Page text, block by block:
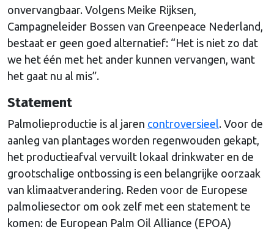
onvervangbaar. Volgens Meike Rijksen,
Campagneleider Bossen van Greenpeace Nederland,
bestaat er geen goed alternatief: “Het is niet zo dat
we het één met het ander kunnen vervangen, want
het gaat nu al mis”.
Statement
Palmolieproductie is al jaren controversieel. Voor de
aanleg van plantages worden regenwouden gekapt,
het productieafval vervuilt lokaal drinkwater en de
grootschalige ontbossing is een belangrijke oorzaak
van klimaatverandering. Reden voor de Europese
palmoliesector om ook zelf met een statement te
komen: de European Palm Oil Alliance (EPOA)